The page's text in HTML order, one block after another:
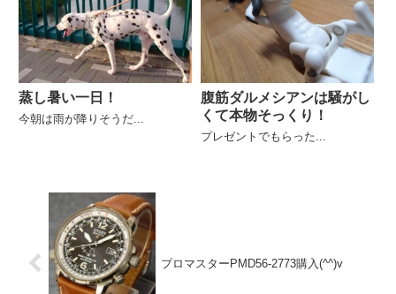
蒸し暑い一日！
今朝は雨が降りそうだ...
腹筋ダルメシアンは騒がし
くて本物そっくり！
プレゼントでもらった...
プロマスターPMD56-2773購入(^^)v